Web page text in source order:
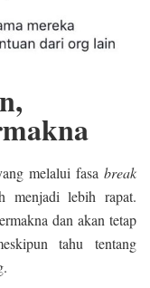
melalui fasa break
menjadi lebih rapat.
dan akan tetap
tahu tentang